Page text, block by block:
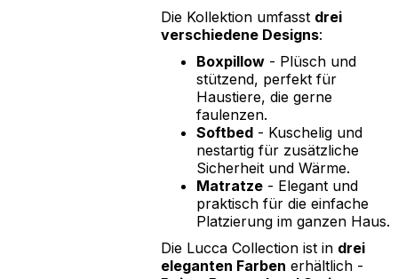
Die Kollektion umfasst drei
verschiedene Designs:
Boxpillow- Plüsch und
stützend, perfekt für
Haustiere, die gerne
faulenzen.
Softbed- Kuschelig und
nestartig für zusätzliche
Sicherheit und Wärme.
Matratze- Elegant und
praktisch für die einfache
Platzierung im ganzen Haus.
Die Lucca Collection ist in drei
eleganten Farben erhältlich -